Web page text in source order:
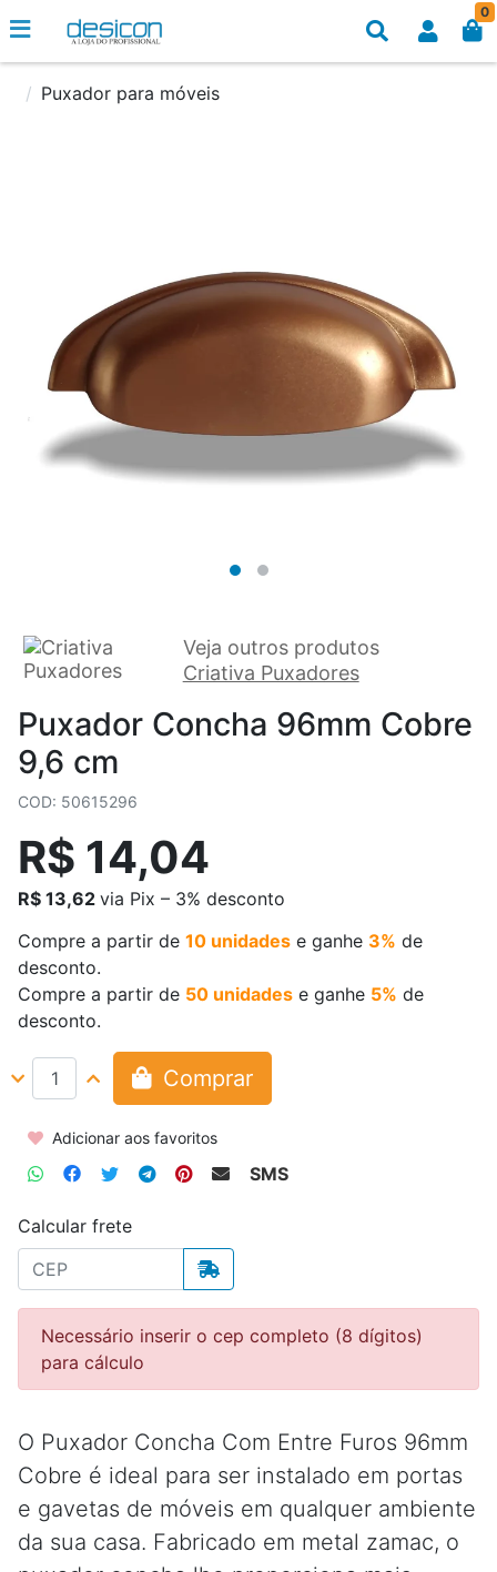
0
Puxador para móveis
Veja outros produtos
Criativa Puxadores
Puxador Concha 96mm Cobre
9,6 cm
COD: 50615296
R$ 14,04
R$ 13,62 via Pix – 3% desconto
Compre a partir de 10 unidades e ganhe 3% de
desconto.
Compre a partir de 50 unidades e ganhe 5% de
desconto.
Comprar
Adicionar aos favoritos
SMS
Calcular frete
Necessário inserir o cep completo (8 dígitos)
para cálculo
O Puxador Concha Com Entre Furos 96mm
Cobre é ideal para ser instalado em portas
e gavetas de móveis em qualquer ambiente
da sua casa. Fabricado em metal zamac, o